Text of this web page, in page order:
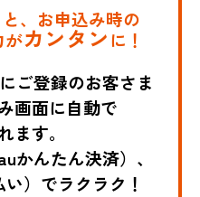
、お申込み時の
がカンタンに！
ご登録のお客さま
画面に自動で
ます。
かんたん決済）、
）でラクラク！